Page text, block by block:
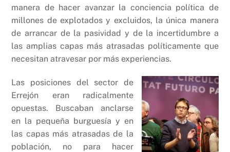
manera de hacer avanzar la conciencia política de
millones de explotados y excluidos, la única manera
de arrancar de la pasividad y de la incertidumbre a
las amplias capas más atrasadas políticamente que
necesitan atravesar por más experiencias.
Las posiciones del sector de
Errejón eran radicalmente
opuestas. Buscaban anclarse
en la pequeña burguesía y en
las capas más atrasadas de la
población, no para hacer